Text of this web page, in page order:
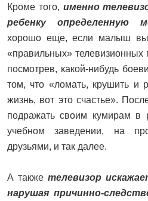
Кроме того, именно
ребенку определенную
хорошо еще, если малыш
«правильных»
посмотрев, какой-нибудь
том, что «ломать, крушить и
жизнь, вот это счастье».
подражать своим кумирам
учебном заведении, на
друзьями, и так далее.
А также телевизор
нарушая причинно-